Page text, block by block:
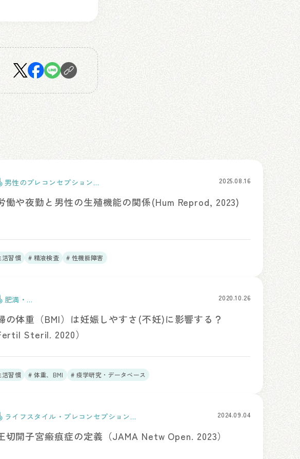
男性のプレコンセプションケ
2025.08.16
働や夜勤と男性の生殖機能の関係(Hum Reprod, 2023)
活習慣 # 精液検査 # 性機能障害
肥満・
2020.10.26
の体重（BMI）は妊娠しやすさ(不妊)に影響する？
Steril. 2020）
活習慣 # 体重、BMI # 疫学研究・データベース
ライフスタイル・プレコンセプションケ
2024.09.04
切開子宮瘢痕症の定義（JAMA Netw Open. 2023）